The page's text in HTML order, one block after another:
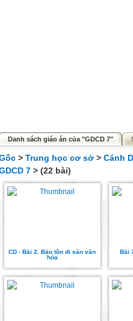
Danh sách giáo án của "GDCD 7"
> Trung học cơ sở > Cánh
7 > (22 bài)
CD - Bài 2. Bảo tồn di sản văn
hóa
Bài